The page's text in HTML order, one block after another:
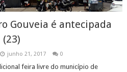
Gouveia é antecipada
junho 21, 2017 0
feira livre do município de